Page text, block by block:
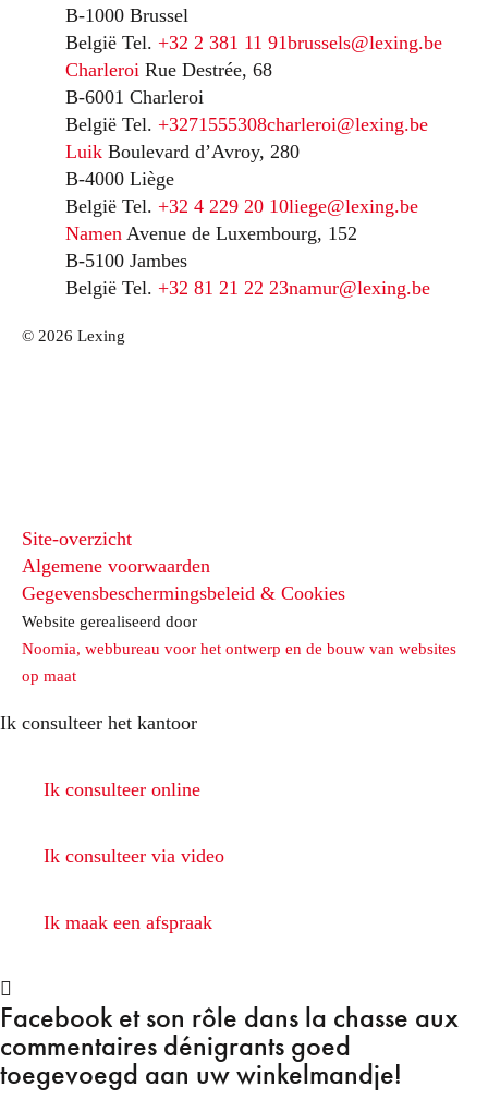
B-1000 Brussel
België Tel. +32 2 381 11 91brussels@lexing.be
Charleroi Rue Destrée, 68
B-6001 Charleroi
België Tel. +3271555308charleroi@lexing.be
Luik Boulevard d’Avroy, 280
B-4000 Liège
België Tel. +32 4 229 20 10liege@lexing.be
Namen Avenue de Luxembourg, 152
B-5100 Jambes
België Tel. +32 81 21 22 23namur@lexing.be
© 2026 Lexing
Site-overzicht
Algemene voorwaarden
Gegevensbeschermingsbeleid & Cookies
Website gerealiseerd door
Noomia, webbureau voor het ontwerp en de bouw van websites
op maat
Ik consulteer het kantoor
Ik consulteer online
Ik consulteer via video
Ik maak een afspraak
Facebook et son rôle dans la chasse aux
commentaires dénigrants goed
toegevoegd aan uw winkelmandje!